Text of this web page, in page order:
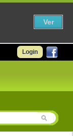
Login
Ver